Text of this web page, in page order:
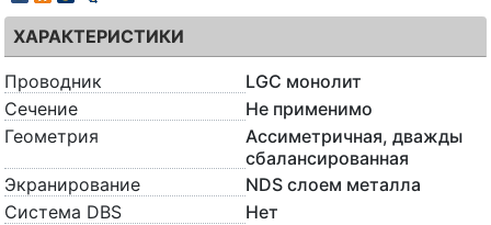
ХАРАКТЕРИСТИКИ
Проводник
LGC монолит
Сечение
Не применимо
Геометрия
Ассиметричная, дважды
сбалансированная
Экранирование
NDS слоем металла
Система DBS
Нет